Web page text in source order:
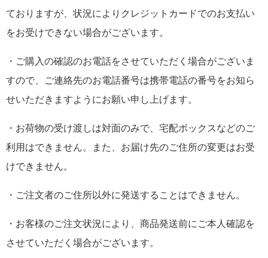
ておりますが、状況によりクレジットカードでのお支払い
をお受けできない場合がございます。
・ご購入の確認のお電話をさせていただく場合がございま
すので、ご連絡先のお電話番号は携帯電話の番号をお知ら
せいただきますようにお願い申し上げます。
・お荷物の受け渡しは対面のみで、宅配ボックスなどのご
利用はできません。また、お届け先のご住所の変更はお受
けできません。
・ご注文者のご住所以外に発送することはできません。
・お客様のご注文状況により、商品発送前にご本人確認を
させていただく場合がございます。